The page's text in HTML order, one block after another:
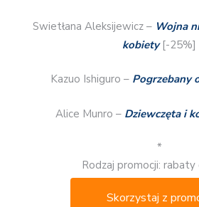
Swietłana Aleksijewicz – Wojna
kobiety[-25%]
Kazuo Ishiguro –Pogrzebany
Alice Munro – Dziewczęta i
*
Rodzaj promocji:
Skorzystaj z